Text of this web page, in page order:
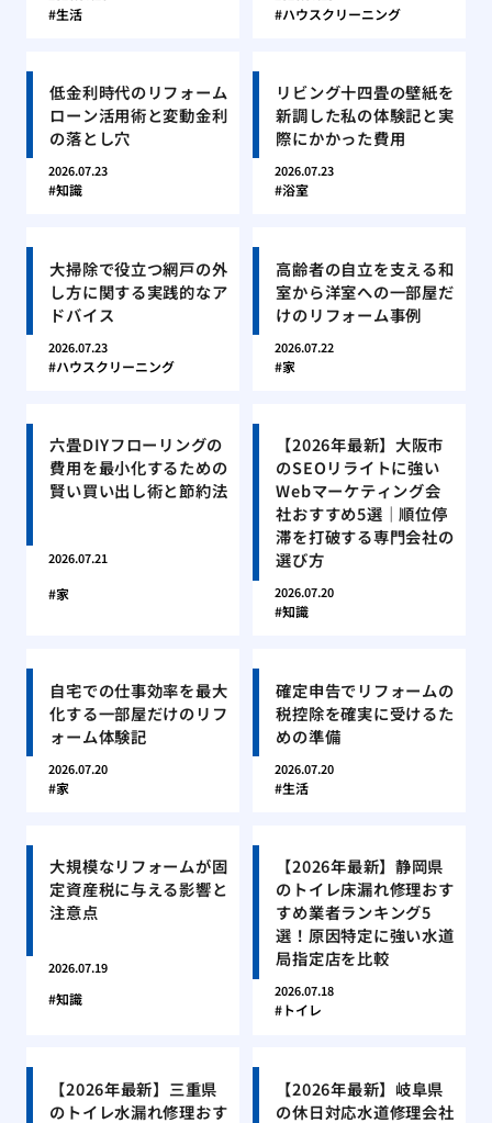
生活 ハウスクリーニング
低金利時代のリフォーム
ローン活用術と変動金利
の落とし穴
2026.07.23
知識
リビング十四畳の壁紙を
新調した私の体験記と実
際にかかった費用
2026.07.23
浴室
大掃除で役立つ網戸の外
し方に関する実践的なア
ドバイス
2026.07.23
ハウスクリーニング
高齢者の自立を支える和
室から洋室への一部屋だ
けのリフォーム事例
2026.07.22
家
六畳DIYフローリングの
費用を最小化するための
賢い買い出し術と節約法
2026.07.21
家
【2026年最新】大阪市
のSEOリライトに強い
Webマーケティング会
社おすすめ5選｜順位停
滞を打破する専門会社の
選び方
2026.07.20
知識
自宅での仕事効率を最大
化する一部屋だけのリフ
ォーム体験記
2026.07.20
家
確定申告でリフォームの
税控除を確実に受けるた
めの準備
2026.07.20
生活
大規模なリフォームが固
定資産税に与える影響と
注意点
2026.07.19
知識
【2026年最新】静岡県
のトイレ床漏れ修理おす
すめ業者ランキング5
選！原因特定に強い水道
局指定店を比較
2026.07.18
トイレ
【2026年最新】三重県
のトイレ水漏れ修理おす
【2026年最新】岐阜県
の休日対応水道修理会社